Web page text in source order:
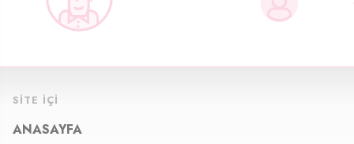
SITE İÇI
ANASAYFA